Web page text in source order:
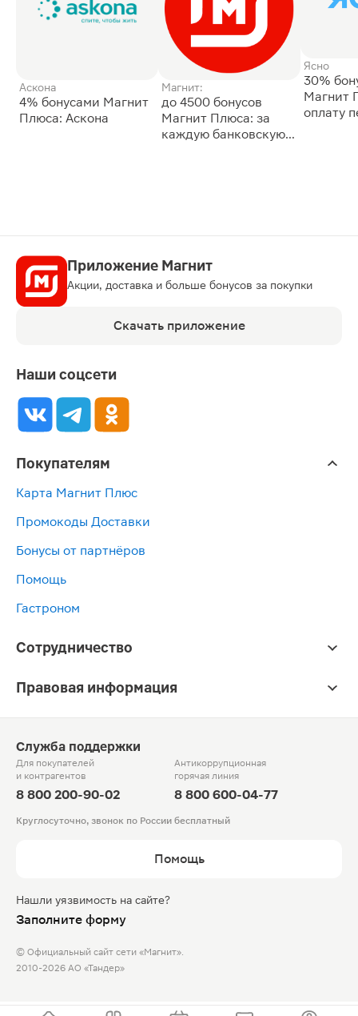
Аскона
4% бонусами Магнит
Плюса: Аскона
Магнит:
до 4500 бонусов
Магнит Плюса: за
каждую банковскую
Ясно
30%
Магнит
оплату
Приложение Магнит
Акции, доставка и больше бонусов за покупки
Скачать приложение
Наши соцсети
Покупателям
Карта Магнит Плюс
Промокоды Доставки
Бонусы от партнёров
Помощь
Гастроном
Сотрудничество
Правовая информация
Служба поддержки
Для покупателей
и контрагентов
8 800 200-90-02
Антикоррупционная
горячая линия
8 800 600-04-77
Круглосуточно, звонок по России бесплатный
Помощь
Нашли уязвимость на сайте?
Заполните форму
© Официальный сайт сети «Магнит».
2010-2026 АО «Тандер»